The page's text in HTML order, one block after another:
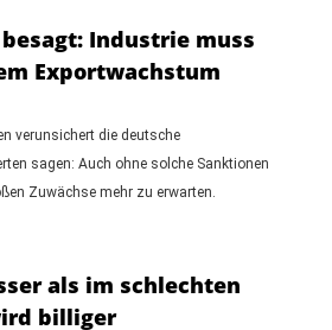
Industrie muss
Exportwachstum
verunsichert die deutsche
sagen: Auch ohne solche Sanktionen
Zuwächse mehr zu erwarten.
als im schlechten
billiger